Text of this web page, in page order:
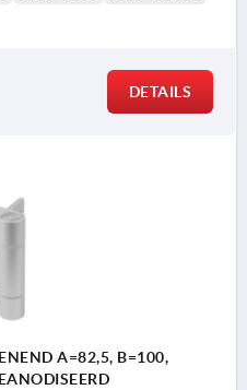
DETAILS
A=82,5, B=100,